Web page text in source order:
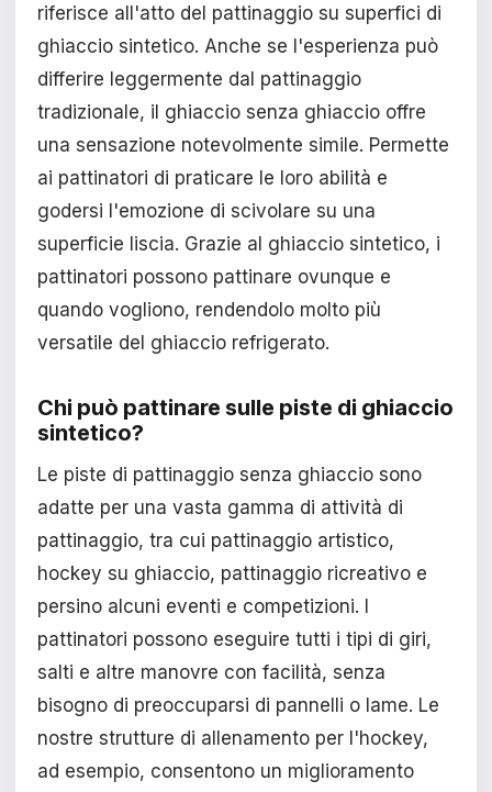
riferisce all'atto del pattinaggio su superfici di
ghiaccio sintetico. Anche se l'esperienza può
differire leggermente dal pattinaggio
tradizionale, il ghiaccio senza ghiaccio offre
una sensazione notevolmente simile. Permette
ai pattinatori di praticare le loro abilità e
godersi l'emozione di scivolare su una
superficie liscia. Grazie al ghiaccio sintetico, i
pattinatori possono pattinare ovunque e
quando vogliono, rendendolo molto più
versatile del ghiaccio refrigerato.
Chi può pattinare sulle piste di ghiaccio
sintetico?
Le piste di pattinaggio senza ghiaccio sono
adatte per una vasta gamma di attività di
pattinaggio, tra cui pattinaggio artistico,
hockey su ghiaccio, pattinaggio ricreativo e
persino alcuni eventi e competizioni. I
pattinatori possono eseguire tutti i tipi di giri,
salti e altre manovre con facilità, senza
bisogno di preoccuparsi di pannelli o lame. Le
nostre strutture di allenamento per l'hockey,
ad esempio, consentono un miglioramento